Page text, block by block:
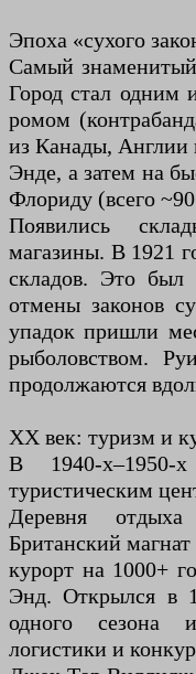
Эпоха «сухого
Самый
Город стал одним
ромом
из Канады, Англии
Энде, а затем на
Флориду (всего
Появились
магазины. В 1921
складов. Это был
отмены законов
упадок пришли
рыболовством.
продолжаются
XX век: туризм и
В 1940-х–1950-
туристическим
Деревня
Британский
курорт на 1000+
Энд. Открылся в
одного сезона
логистики и